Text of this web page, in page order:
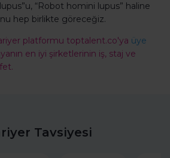
“Robot homini lupus” haline
hep birlikte göreceğiz.
platformu toptalent.co'ya üye
en iyi şirketlerinin iş, staj ve
Tavsiyesi